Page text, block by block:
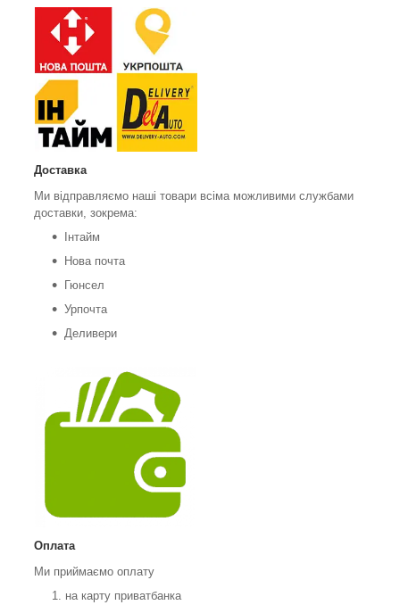
Доставка
Ми відправляємо наші товари всіма можливими службами
доставки, зокрема:
Інтайм
Нова почта
Гюнсел
Урпочта
Деливери
Оплата
Ми приймаємо оплату
на карту приватбанка